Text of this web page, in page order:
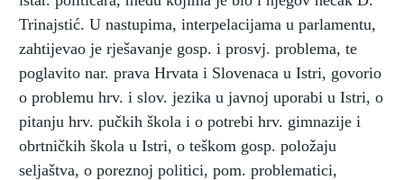
Trinajstić. U nastupima, interpelacijama u parlamentu,
zahtijevao je rješavanje gosp. i prosvj. problema, te
poglavito nar. prava Hrvata i Slovenaca u Istri, govorio
o problemu hrv. i slov. jezika u javnoj uporabi u Istri, o
pitanju hrv. pučkih škola i o potrebi hrv. gimnazije i
obrtničkih škola u Istri, o teškom gosp. položaju
seljaštva, o poreznoj politici, pom. problematici,